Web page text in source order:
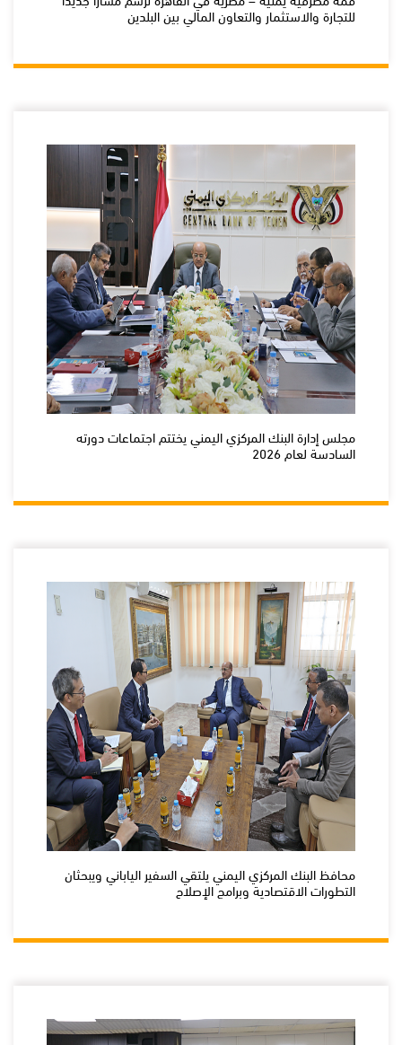
للتجارة والاستثمار والتعاون المالي بين البلدين
مجلس إدارة البنك المركزي اليمني يختتم اجتماعات دورته
السادسة لعام 2026
محافظ البنك المركزي اليمني يلتقي السفير الياباني ويبحثان
التطورات الاقتصادية وبرامج الإصلاح